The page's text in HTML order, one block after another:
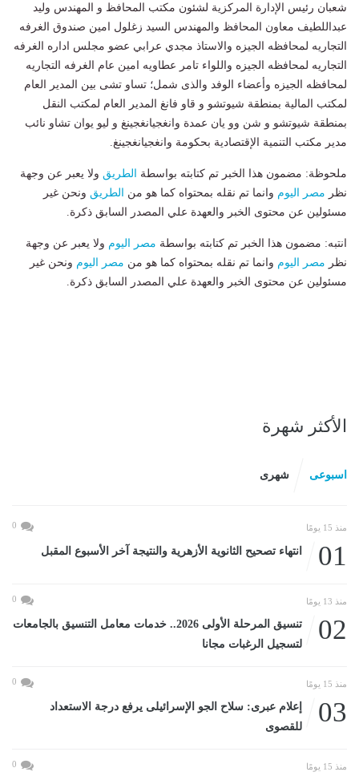
شعبان رئيس الإدارة المركزية لشئون مكتب المحافظ و المهندس وليد
عبداللطيف معاون المحافظ والمهندس السيد زغلول امين صندوق الغرفه
التجاريه لمحافظه الجيزه والاستاذ مجدي عرابي عضو مجلس اداره الغرفه
التجاريه لمحافظه الجيزه واللواء تامر عطاويه امين عام الغرفه التجاريه
لمحافظه الجيزه وأعضاء الوفد والذى شمل؛ تساو تشى بين المدير العام
لمكتب المالية بمنطقة شيوتشو و قاو فانغ المدير العام لمكتب النقل
بمنطقة شيوتشو و شن وو يان عمدة وانغجيانغجينغ و ليو يوان تشاو نائب
مدير مكتب التنمية الإقتصادية بحكومة وانغجيانغجينغ.
ملحوظة: مضمون هذا الخبر تم كتابته بواسطة الطريق ولا يعبر عن وجهة
نظر مصر اليوم وانما تم نقله بمحتواه كما هو من الطريق ونحن غير
مسئولين عن محتوى الخبر والعهدة علي المصدر السابق ذكرة.
انتبه: مضمون هذا الخبر تم كتابته بواسطة مصر اليوم ولا يعبر عن وجهة
نظر مصر اليوم وانما تم نقله بمحتواه كما هو من مصر اليوم ونحن غير
مسئولين عن محتوى الخبر والعهدة علي المصدر السابق ذكرة.
الأكثر شهرة
اسبوعى شهرى
منذ 15 يومًا 0
01 انتهاء تصحيح الثانوية الأزهرية والنتيجة آخر الأسبوع المقبل
منذ 13 يومًا 0
02
تنسيق المرحلة الأولى 2026.. خدمات معامل التنسيق بالجامعات
لتسجيل الرغبات مجانا
منذ 15 يومًا 0
03
إعلام عبرى: سلاح الجو الإسرائيلى يرفع درجة الاستعداد
للقصوى
منذ 15 يومًا 0